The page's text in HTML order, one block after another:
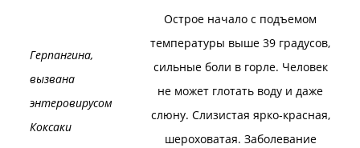
Герпангина,
вызвана
энтеровирусом
Коксаки
Острое начало с подъемом
температуры выше 39 градусов,
сильные боли в горле. Человек
не может глотать воду и даже
слюну. Слизистая ярко-красная,
шероховатая. Заболевание